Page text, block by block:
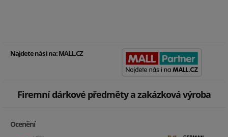
Najdete nás i na:MALL.CZ
Firemní dárkové předměty a zakázková výroba
Ocenění